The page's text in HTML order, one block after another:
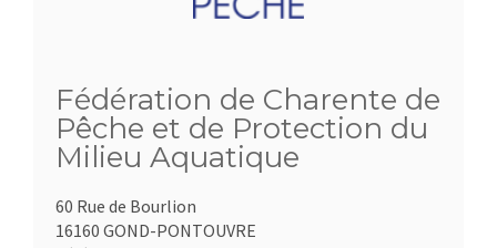
Fédération de Charente de
Pêche et de Protection du
Milieu Aquatique
60 Rue de Bourlion
16160 GOND-PONTOUVRE